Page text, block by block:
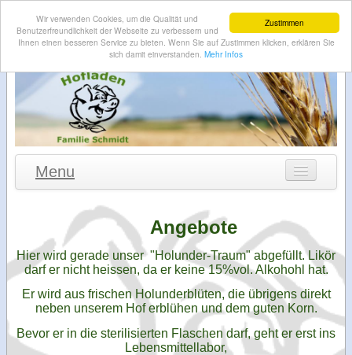
Zustimmen
Wir verwenden Cookies, um die Qualität und
Benutzerfreundlichkeit der Webseite zu verbessern und
Ihnen einen besseren Service zu bieten. Wenn Sie auf Zustimmen klicken, erklären Sie
sich damit einverstanden. Mehr Infos
Menu
Aktuelles
Hofladen
Angebot
Landwirtschaft
Anfahrt-Skizze
Angebote
Hier wird gerade unser "Holunder-Traum" abgefüllt. Likör
darf er nicht heissen, da er keine 15%vol. Alkohohl hat.
Er wird aus frischen Holunderblüten, die übrigens direkt
neben unserem Hof erblühen und dem guten Korn.
Bevor er in die sterilisierten Flaschen darf, geht er erst ins
Lebensmittellabor,